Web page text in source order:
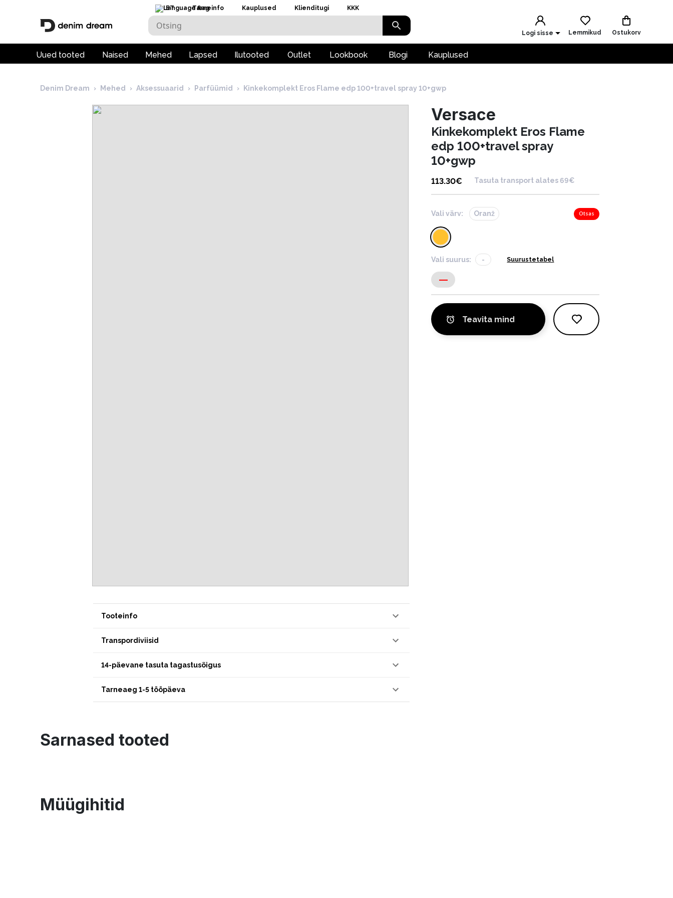
ET Tarneinfo Kauplused Klienditugi KKK
Logi sisse Lemmikud Ostukorv
Uued tooted Naised Mehed Lapsed Ilutooted Outlet Lookbook Blogi Kauplused
Denim Dream › Mehed › Aksessuaarid › Parfüümid › Kinkekomplekt Eros Flame edp 100+travel spray 10+gwp
Tooteinfo
Transpordiviisid
14-päevane tasuta tagastusõigus
Tarneaeg 1-5 tööpäeva
Versace
Kinkekomplekt Eros Flame
edp 100+travel spray
10+gwp
113.30€ Tasuta transport alates 69€
Vali värv: Oranž Otsas
Vali suurus: - Suurustetabel
-
Teavita mind
Sarnased tooted
Müügihitid